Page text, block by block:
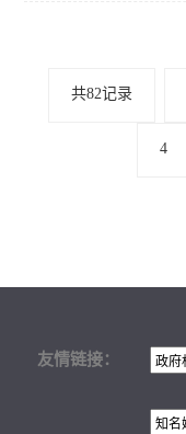
共82记录
4
友情链接：